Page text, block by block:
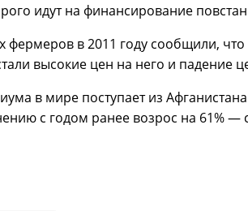
идут на финансирование
в 2011 году сообщили,
высокие цен на него и падение
в мире поступает из
с годом ранее возрос на 61% —